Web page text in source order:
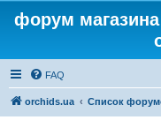
форум
FAQ
orchids.ua Список